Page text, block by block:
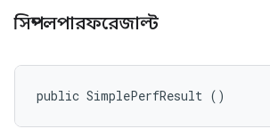
সিম্পলপারফরেজাল্ট
public SimplePerfResult ()